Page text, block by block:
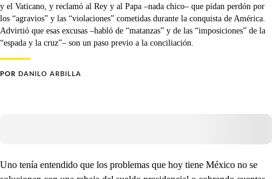
y el Vaticano, y reclamó al Rey y al Papa –nada chico– que pidan perdón por
los “agravios” y las “violaciones” cometidas durante la conquista de América.
Advirtió que esas excusas –habló de “matanzas” y de las “imposiciones” de la
“espada y la cruz”– son un paso previo a la conciliación.
POR DANILO ARBILLA
Uno tenía entendido que los problemas que hoy tiene México no se